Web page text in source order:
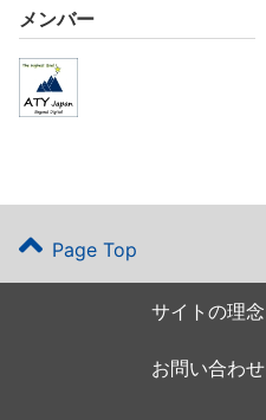
メンバー
Page Top
サイトの理念
お問い合わせ